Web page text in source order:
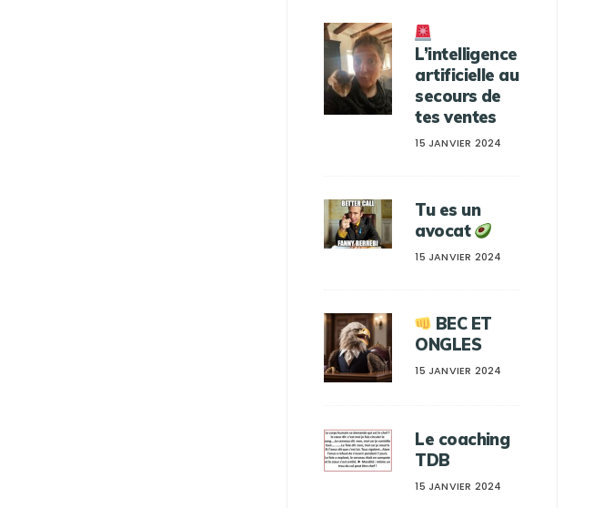
L’intelligence
artificielle au
secours de
tes ventes
15 JANVIER 2024
Tu es un
avocat
15 JANVIER 2024
BEC ET
ONGLES
15 JANVIER 2024
Le coaching
TDB
15 JANVIER 2024